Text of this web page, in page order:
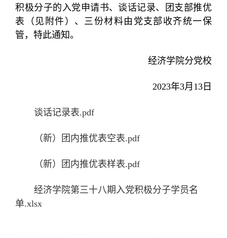
积极分子的入党申请书、谈话记录、团支部推优
表（见附件）、三份材料由党支部收齐统一保
管，特此通知。
经济学院分党校
2023年3月13日
谈话记录表.pdf
（新）团内推优表空表.pdf
（新）团内推优表样表.pdf
经济学院第三十八期入党积极分子学员名
单.xlsx